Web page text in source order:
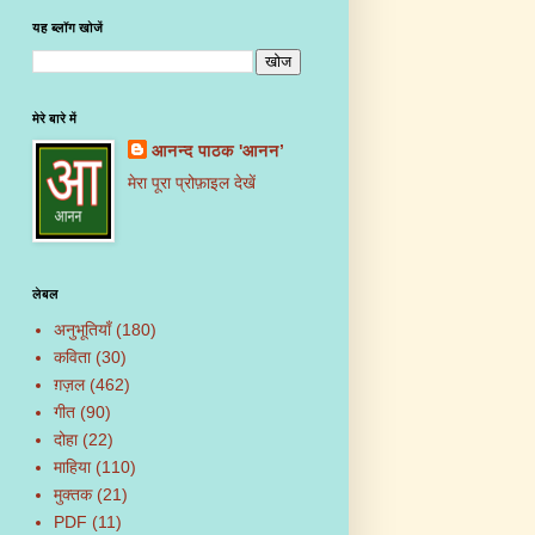
यह ब्लॉग खोजें
मेरे बारे में
आनन्द पाठक 'आनन’
मेरा पूरा प्रोफ़ाइल देखें
लेबल
अनुभूतियाँ (180)
कविता (30)
ग़ज़ल (462)
गीत (90)
दोहा (22)
माहिया (110)
मुक्तक (21)
PDF (11)